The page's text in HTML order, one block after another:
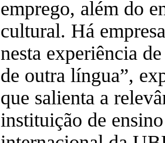
emprego, além do
cultural. Há
nesta experiência
de outra língua”,
que salienta a
instituição de